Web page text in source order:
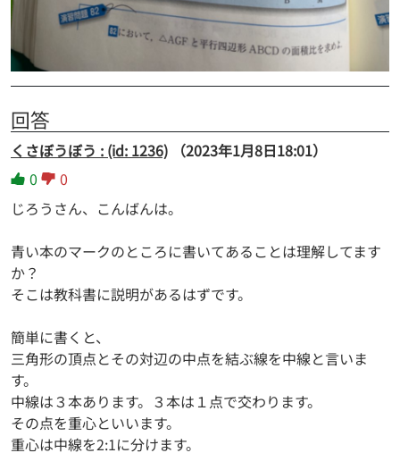
回答
くさぼうぼう : (id: 1236)
（2023年1月8日18:01）
0
0
じろうさん、こんばんは。
青い本のマークのところに書いてあることは理解してます
か？
そこは教科書に説明があるはずです。
簡単に書くと、
三角形の頂点とその対辺の中点を結ぶ線を中線と言いま
す。
中線は３本あります。３本は１点で交わります。
その点を重心といいます。
重心は中線を2:1に分けます。